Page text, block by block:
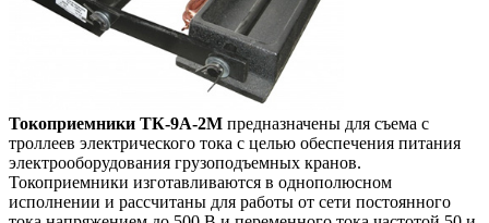
Токоприемники ТК-9А-2М предназначены для съема с
троллеев электрического тока с целью обеспечения питания
электрооборудования грузоподъемных кранов.
Токоприемники изготавливаются в однополюсном
исполнении и рассчитаны для работы от сети постоянного